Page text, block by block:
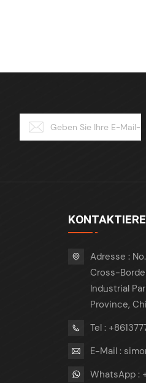
Adresse :
Cross-
Industrial
Province,
Tel :
E-Mail :
WhatsApp :